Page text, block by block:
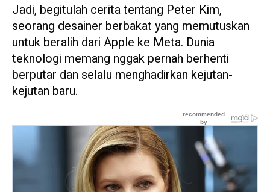
Jadi, begitulah cerita tentang Peter Kim,
seorang desainer berbakat yang memutuskan
untuk beralih dari Apple ke Meta. Dunia
teknologi memang nggak pernah berhenti
berputar dan selalu menghadirkan kejutan-
kejutan baru.